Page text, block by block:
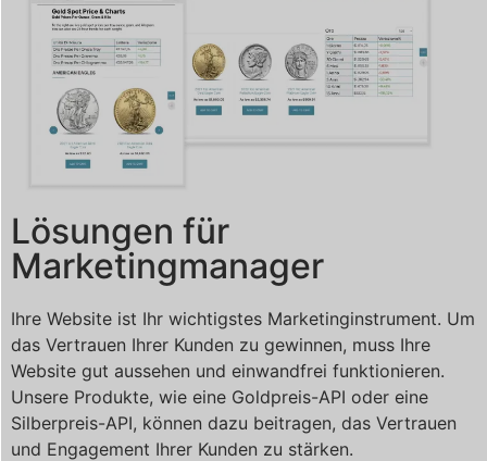
Lösungen für
Marketingmanager
Ihre Website ist Ihr wichtigstes Marketinginstrument. Um
das Vertrauen Ihrer Kunden zu gewinnen, muss Ihre
Website gut aussehen und einwandfrei funktionieren.
Unsere Produkte, wie eine Goldpreis-API oder eine
Silberpreis-API, können dazu beitragen, das Vertrauen
und Engagement Ihrer Kunden zu stärken.